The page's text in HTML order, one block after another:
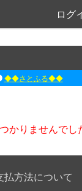
ログ
◆◆さとふる◆◆
ｱｿﾞﾝｵﾝﾗｲﾝｼｮｯﾌﾟX
かりませんでし
払方法について